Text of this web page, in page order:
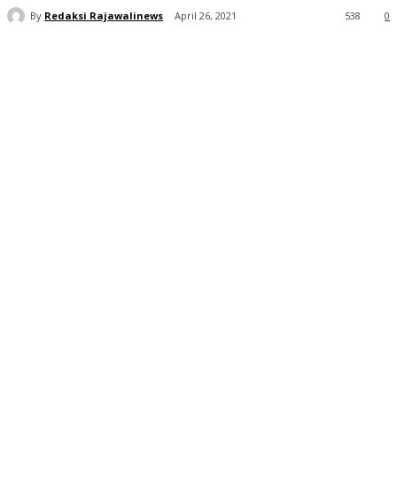
By Redaksi Rajawalinews April 26, 2021 0
538